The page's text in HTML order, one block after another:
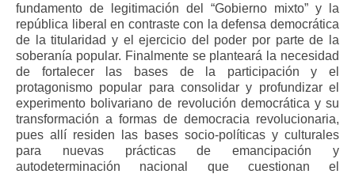
fundamento de legitimación del “Gobierno mixto” y la
república liberal en contraste con la defensa democrática
de la titularidad y el ejercicio del poder por parte de la
soberanía popular. Finalmente se planteará la necesidad
de fortalecer las bases de la participación y el
protagonismo popular para consolidar y profundizar el
experimento bolivariano de revolución democrática y su
transformación a formas de democracia revolucionaria,
pues allí residen las bases socio-políticas y culturales
para nuevas prácticas de emancipación y
autodeterminación nacional que cuestionan el